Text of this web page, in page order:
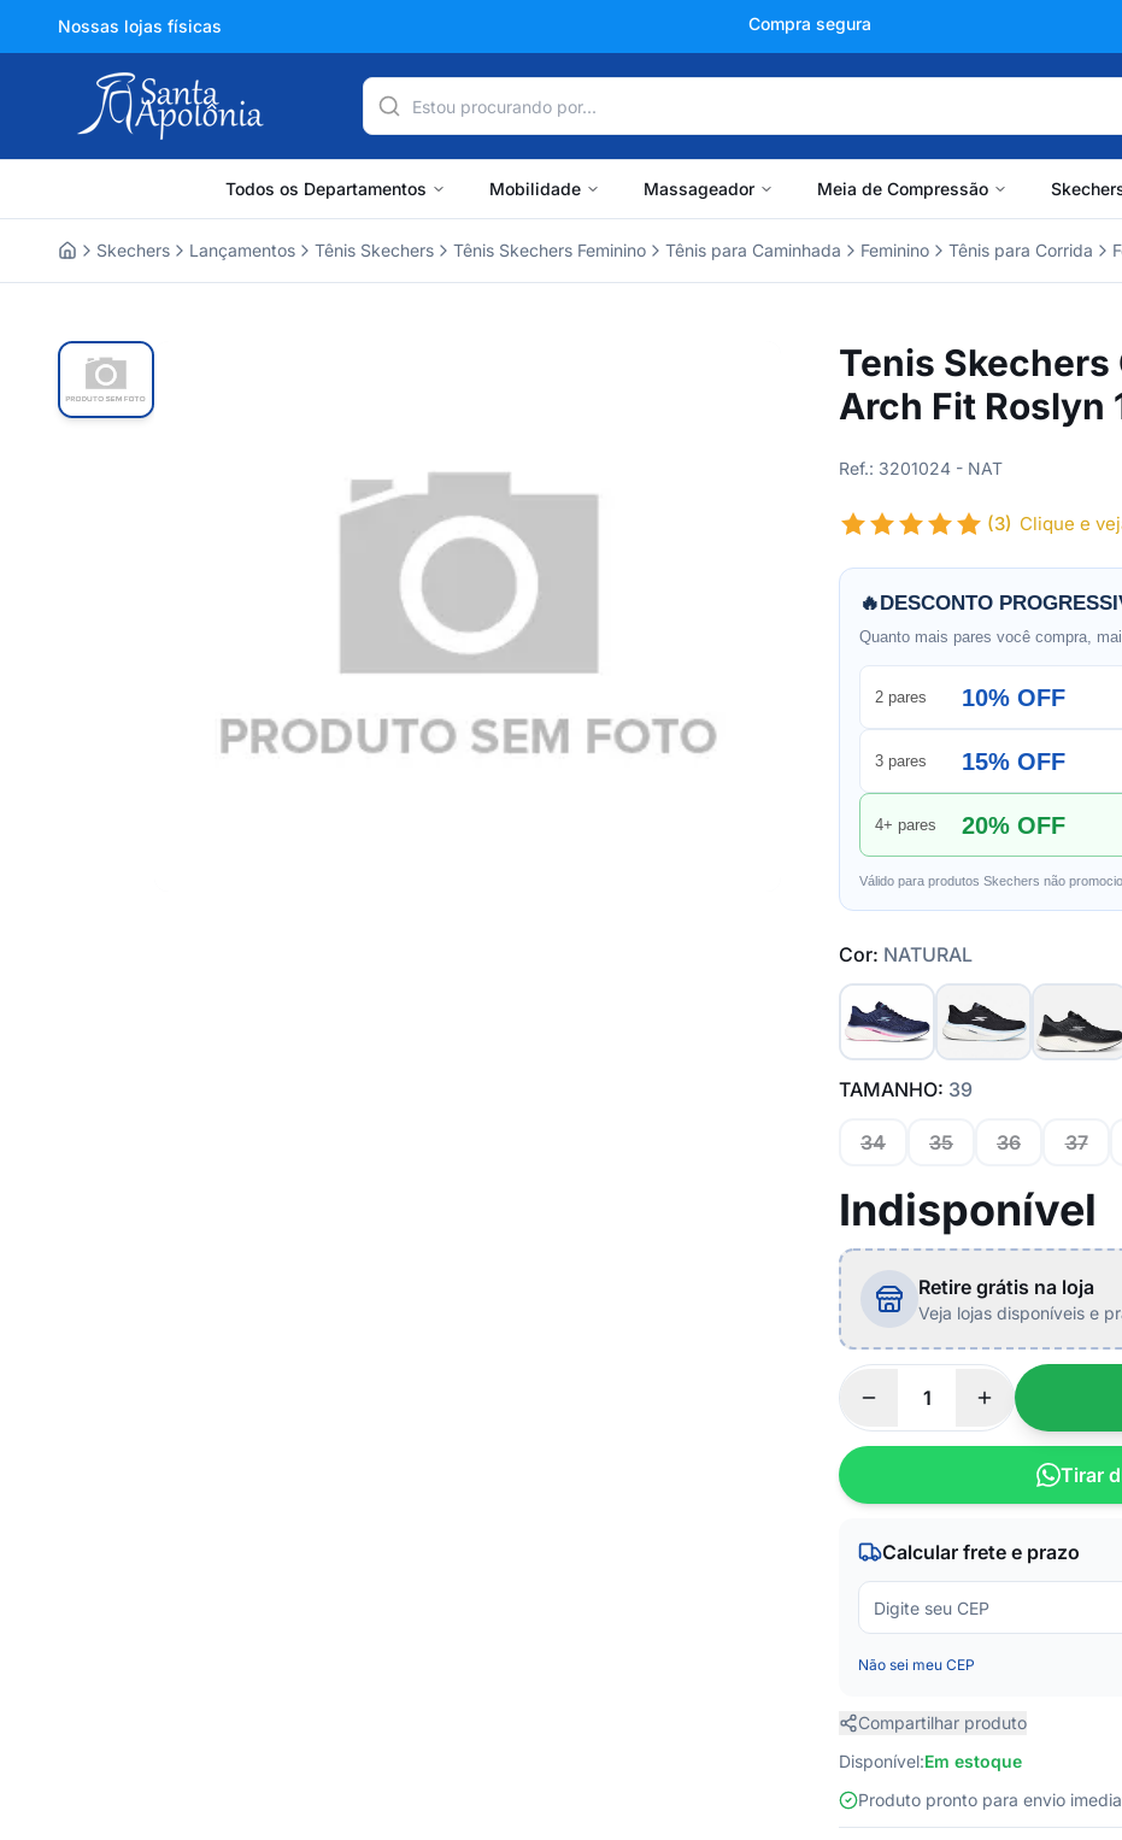
Nossas lojas físicas +150 mil avaliações
Todos os Departamentos Mobilidade Massageador Meia de Compressão
Skechers Lançamentos Tênis Skechers Tênis Skechers Feminino Tênis para Caminhada Feminino Tênis para Corrida
Tenis Skechers
Arch Fit Roslyn
Ref.: 3201024 - NAT
(3) Clique e
🔥DESCONTO
Quanto mais pares você compra,
2 pares 10% OFF
3 pares 15% OFF
4+ pares 20% OFF
Válido para produtos Skechers não
Cor: NATURAL
TAMANHO: 39
34 35 36 37
Indisponível
Retire grátis na loja
Veja lojas disponíveis e
Tirar
Calcular frete e prazo
Não sei meu CEP
Compartilhar produto
Disponível:Em estoque
Produto pronto para envio